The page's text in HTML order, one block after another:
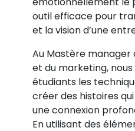
outil efficace pour
et la vision d’une
Au Mastère
et du marketing,
étudiants les
créer des histoires
une connexion
En utilisant des